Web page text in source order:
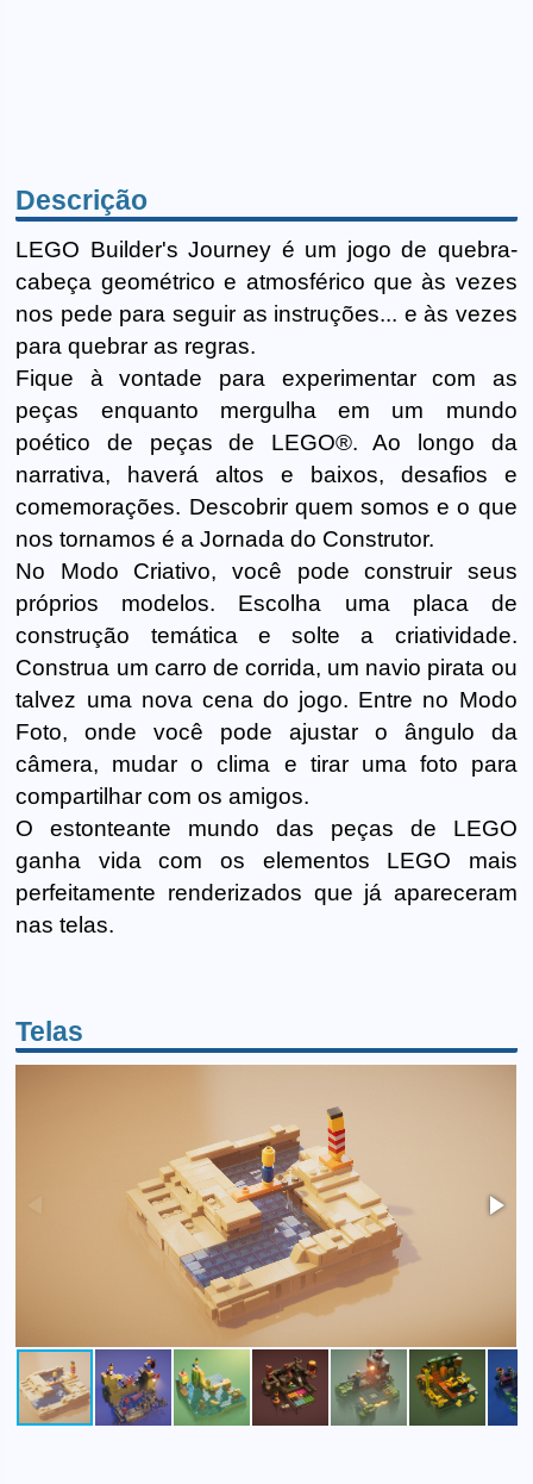
Descrição
LEGO Builder's Journey é um jogo de quebra-
cabeça geométrico e atmosférico que às vezes
nos pede para seguir as instruções... e às vezes
para quebrar as regras.
Fique à vontade para experimentar com as
peças enquanto mergulha em um mundo
poético de peças de LEGO®. Ao longo da
narrativa, haverá altos e baixos, desafios e
comemorações. Descobrir quem somos e o que
nos tornamos é a Jornada do Construtor.
No Modo Criativo, você pode construir seus
próprios modelos. Escolha uma placa de
construção temática e solte a criatividade.
Construa um carro de corrida, um navio pirata ou
talvez uma nova cena do jogo. Entre no Modo
Foto, onde você pode ajustar o ângulo da
câmera, mudar o clima e tirar uma foto para
compartilhar com os amigos.
O estonteante mundo das peças de LEGO
ganha vida com os elementos LEGO mais
perfeitamente renderizados que já apareceram
nas telas.
Telas